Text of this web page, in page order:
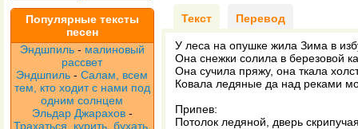
Популярные тексты
песен
Эндшпиль - малиновый
рассвет
Эндшпиль -Салам, всем
тем, кто ходит с нами под
одним солнцем
Эльдар Джарахов -
Трахаться, курить, бухать.
Текст Перевод
У леса на опушке жила Зима в
Она снежки солила в березовой
Она сучила пряжу, она ткала
Ковала ледяные да над реками
Припев:
Потолок ледяной, дверь